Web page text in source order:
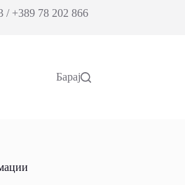
/ +389 78 202 866
Барај